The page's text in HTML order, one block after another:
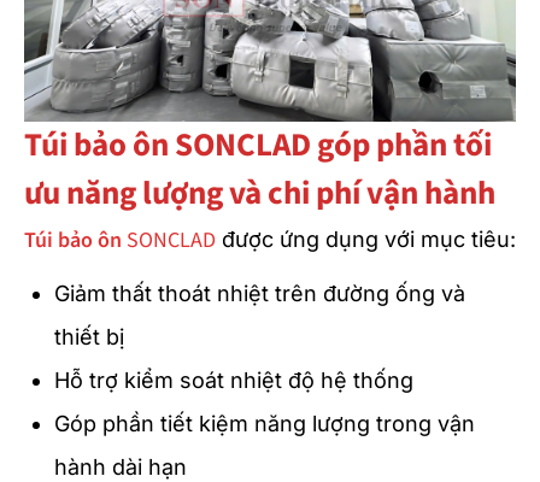
Túi bảo ôn SONCLAD góp phần tối
ưu năng lượng và chi phí vận hành
Túi bảo ôn SONCLAD được ứng dụng với mục tiêu:
Giảm thất thoát nhiệt trên đường ống và
thiết bị
Hỗ trợ kiểm soát nhiệt độ hệ thống
Góp phần tiết kiệm năng lượng trong vận
hành dài hạn